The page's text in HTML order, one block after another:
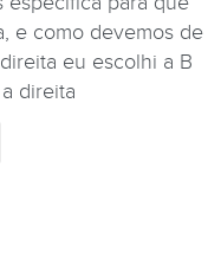
e como devemos de
eu escolhi a B
direita